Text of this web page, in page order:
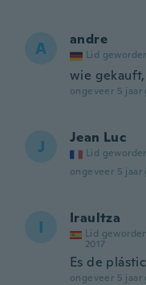
A andre
Lid
wie
ongeveer 5 jaar
J Jean Luc
Lid
ongeveer 5 jaar
I Iraultza
Lid
2017
Es de
ongeveer 5 jaar